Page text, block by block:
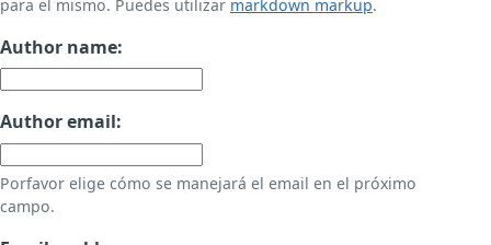
para el mismo. Puedes utilizar markdown markup.
Author name:
Author email:
Porfavor elige cómo se manejará el email en el próximo
campo.